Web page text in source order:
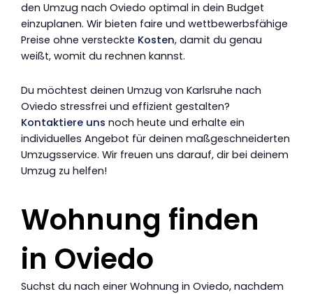
den Umzug nach Oviedo optimal in dein Budget
einzuplanen. Wir bieten faire und wettbewerbsfähige
Preise ohne versteckte Kosten, damit du genau
weißt, womit du rechnen kannst.
Du möchtest deinen Umzug von Karlsruhe nach
Oviedo stressfrei und effizient gestalten?
Kontaktiere uns noch heute und erhalte ein
individuelles Angebot für deinen maßgeschneiderten
Umzugsservice. Wir freuen uns darauf, dir bei deinem
Umzug zu helfen!
Wohnung finden
in Oviedo
Suchst du nach einer Wohnung in Oviedo, nachdem